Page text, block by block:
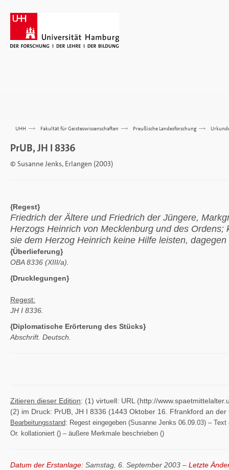
UHH >>> Fakultät für Geisteswissenschaften >>> Preußische Landesforschung >>>
PrUB, JH I 8336
© Susanne Jenks, Erlangen (2003)
{Regest}
Friedrich der Ältere und Friedrich der Jüngere,
Herzogs Heinrich von Mecklenburg und des
sie dem Herzog Heinrich keine Hilfe leisten,
{Überlieferung}
OBA 8336 (XIII/a).
{Drucklegungen}
Regest:
JH I 8336.
{Diplomatische Erörterung des Stücks}
Abschrift. Deutsch.
Zitieren dieser Edition: (1) virtuell: URL (http://
(2) im Druck: PrUB, JH I 8336 (1443 Oktober 16. Ffrankford an
Bearbeitungsstand: Regest eingegeben (Susanne Jenks 06.09.03) –
Or. kollationiert () – äußere Merkmale beschrieben ()
Datum der Erstanlage: Samstag, 6. September 2003 – Letzte